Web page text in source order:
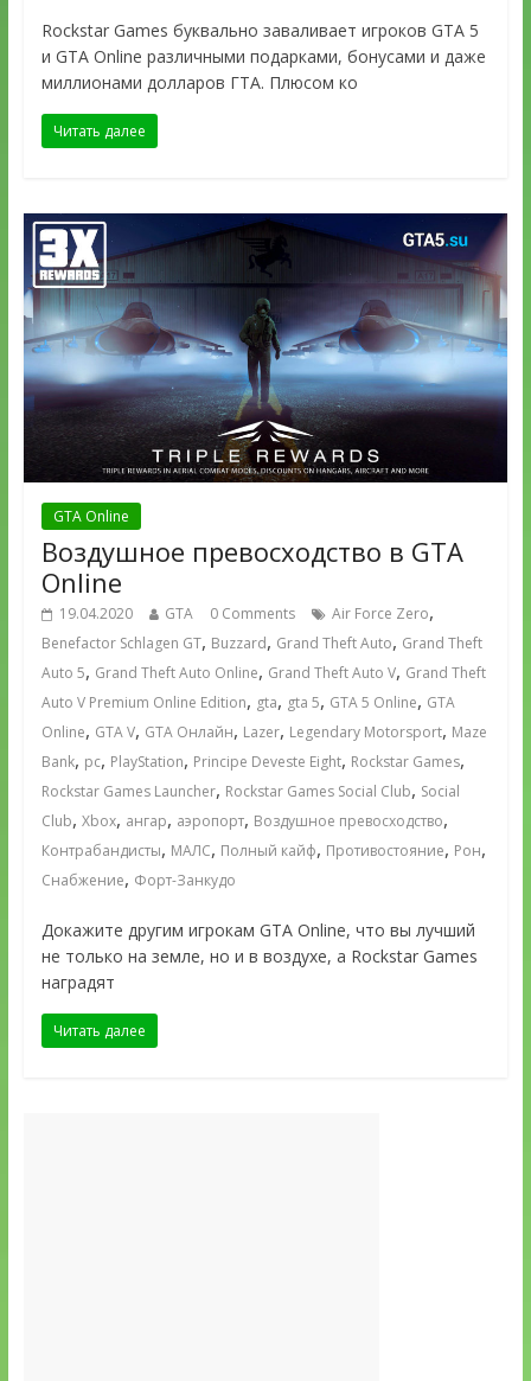
Rockstar Games буквально заваливает игроков GTA 5
и GTA Online различными подарками, бонусами и даже
миллионами долларов ГТА. Плюсом ко
Читать далее
GTA Online
Воздушное превосходство в GTA
Online
19.04.2020 GTA 0 Comments Air Force Zero,
Benefactor Schlagen GT, Buzzard, Grand Theft Auto, Grand Theft
Auto 5, Grand Theft Auto Online, Grand Theft Auto V, Grand Theft
Auto V Premium Online Edition, gta, gta 5, GTA 5 Online, GTA
Online, GTA V, GTA Онлайн, Lazer, Legendary Motorsport, Maze
Bank, pc, PlayStation, Principe Deveste Eight, Rockstar Games,
Rockstar Games Launcher, Rockstar Games Social Club, Social
Club, Xbox, ангар, аэропорт, Воздушное превосходство,
Контрабандисты, МАЛС, Полный кайф, Противостояние, Рон,
Снабжение, Форт-Занкудо
Докажите другим игрокам GTA Online, что вы лучший
не только на земле, но и в воздухе, а Rockstar Games
наградят
Читать далее